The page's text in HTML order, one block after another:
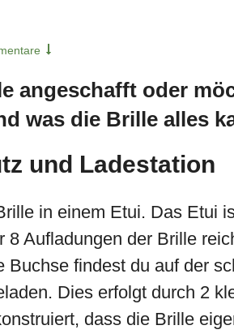
angeschafft oder
was die Brille alles
und Ladestation
in einem Etui. Das Etui
8 Aufladungen der Brille
Buchse findest du auf der
Dies erfolgt durch 2
dass die Brille